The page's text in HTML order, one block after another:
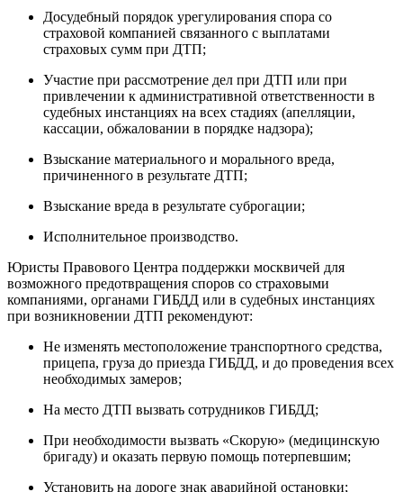
Досудебный порядок урегулирования спора со
страховой компанией связанного с выплатами
страховых сумм при ДТП;
Участие при рассмотрение дел при ДТП или при
привлечении к административной ответственности в
судебных инстанциях на всех стадиях (апелляции,
кассации, обжаловании в порядке надзора);
Взыскание материального и морального вреда,
причиненного в результате ДТП;
Взыскание вреда в результате суброгации;
Исполнительное производство.
Юристы Правового Центра поддержки москвичей для
возможного предотвращения споров со страховыми
компаниями, органами ГИБДД или в судебных инстанциях
при возникновении ДТП рекомендуют:
Не изменять местоположение транспортного средства,
прицепа, груза до приезда ГИБДД, и до проведения всех
необходимых замеров;
На место ДТП вызвать сотрудников ГИБДД;
При необходимости вызвать «Скорую» (медицинскую
бригаду) и оказать первую помощь потерпевшим;
Установить на дороге знак аварийной остановки;